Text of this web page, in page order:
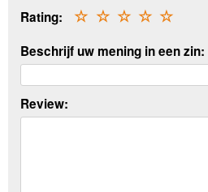
Rating: ☆
☆
☆
☆
☆
Beschrijf uw mening in een zin:
Review: